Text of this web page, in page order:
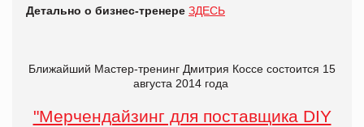
Детально о бизнес-тренере ЗДЕСЬ
Ближайший Мастер-тренинг Дмитрия Коссе состоится 15
августа 2014 года
"Мерчендайзинг для поставщика DIY